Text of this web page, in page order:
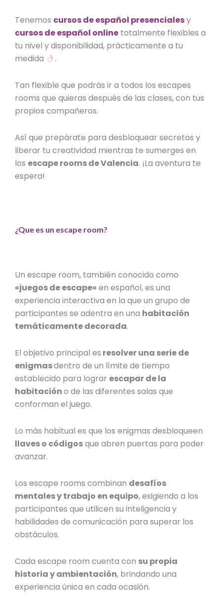
Tenemos cursos de español presencialesy
cursos de español online totalmente flexibles a
tu nivel y disponibilidad, prácticamente a tu
medida
.
Tan flexible que podrás ir a todos los escapes
rooms que quieras después de las clases, con tus
propios compañeros.
Así que prepárate para desbloquear secretos y
liberar tu creatividad mientras te sumerges en
los escape rooms de Valencia. ¡La aventura te
espera!
¿Que es un escape room?
Un escape room, también conocido como
«juegos de escape» en español, es una
experiencia interactiva en la que un grupo de
participantes se adentra en una habitación
temáticamente decorada.
El objetivo principal es resolver una serie de
enigmasdentro de un límite de tiempo
establecido para lograr escapar de la
habitacióno de las diferentes salas que
conforman el juego.
Lo más habitual es que los enigmas desbloqueen
llaves o códigosque abren puertas para poder
avanzar.
Los escape rooms combinan desafíos
mentales y trabajo en equipo, exigiendo a los
participantes que utilicen su inteligencia y
habilidades de comunicación para superar los
obstáculos.
Cada escape room cuenta con su propia
historia y ambientación, brindando una
experiencia única en cada ocasión.